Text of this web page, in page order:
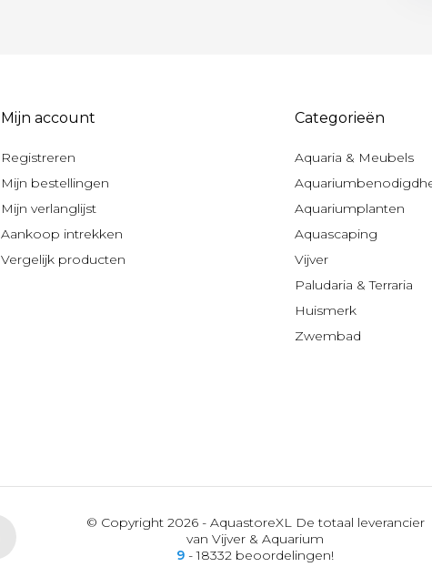
Mijn account
Registreren
Mijn bestellingen
Mijn verlanglijst
Aankoop intrekken
Vergelijk producten
Categorieën
Aquaria & Meubels
Aquariumplanten
Aquascaping
Vijver
Paludaria & Terraria
Huismerk
Zwembad
© Copyright 2026 - AquastoreXL De totaal leverancier
van Vijver & Aquarium
9 - 18332 beoordelingen!